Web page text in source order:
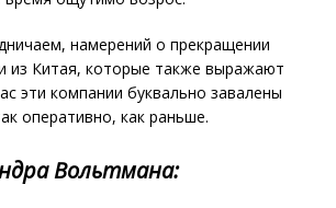
намерений о прекращении
из Китая, которые также выражают
эти компании буквально завалены
оперативно, как раньше.
Вольтмана: